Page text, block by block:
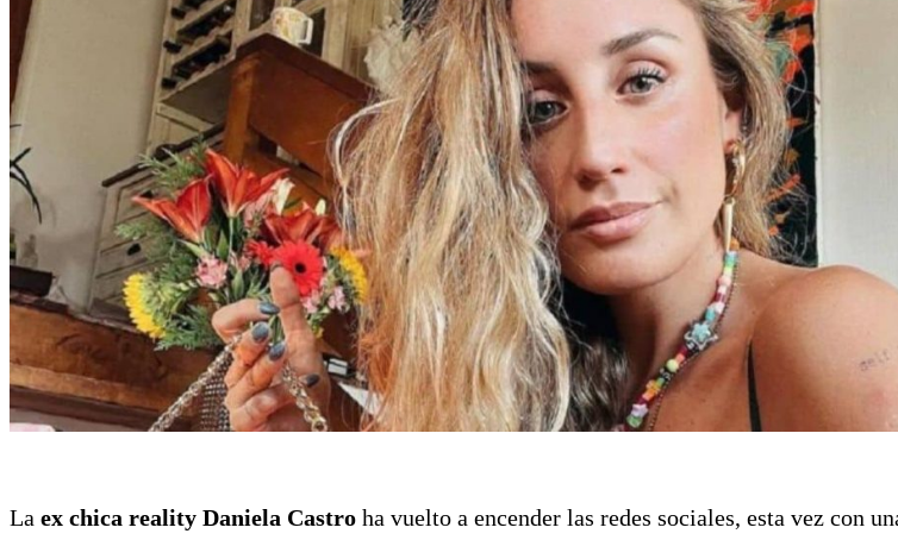
La ex chica reality Daniela Castro ha vuelto a encender las redes sociales, esta vez con